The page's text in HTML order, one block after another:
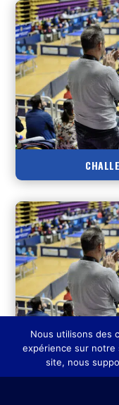
Nous utilisons des
expérience sur notre
site, nous